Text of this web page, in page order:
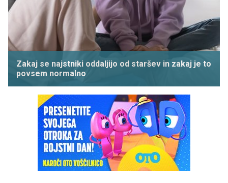
Zakaj se najstniki oddaljijo od staršev in zakaj je to
povsem normalno